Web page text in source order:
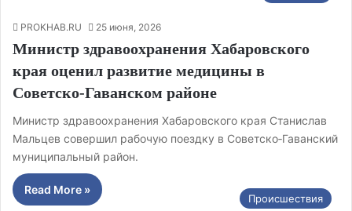
PROKHAB.RU 25 июня, 2026
Министр здравоохранения Хабаровского
края оценил развитие медицины в
Советско‑Гаванском районе
Министр здравоохранения Хабаровского края Станислав
Мальцев совершил рабочую поездку в Советско‑Гаванский
муниципальный район.
Read More »
Происшествия